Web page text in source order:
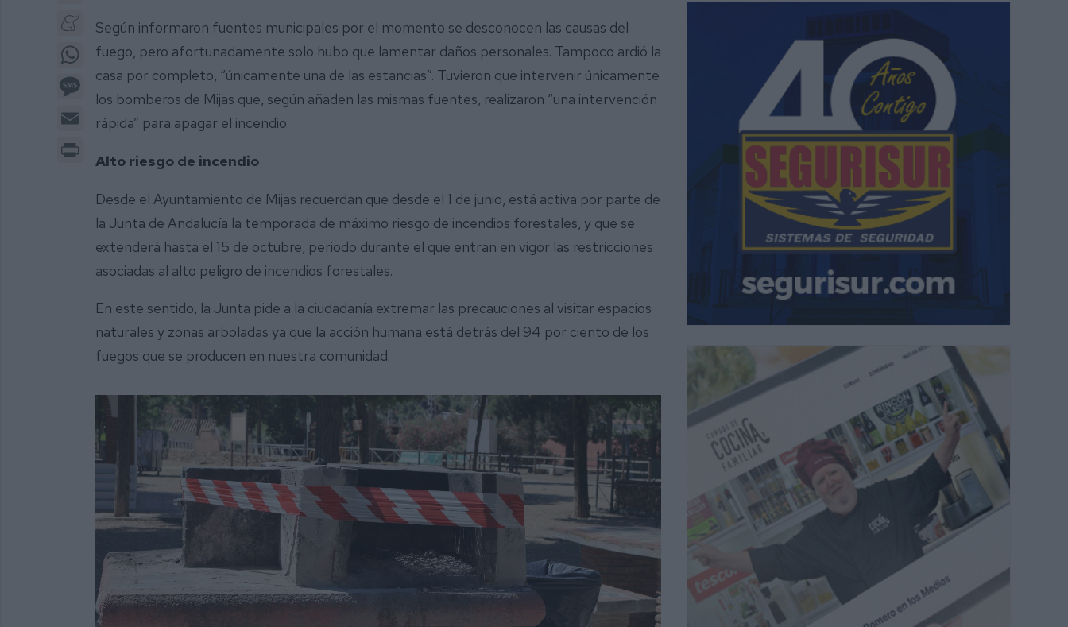
WhatsApp
Message
Según informaron fuentes municipales por el momento se desconocen las causas del
fuego, pero afortunadamente solo hubo que lamentar daños personales. Tampoco ardió la
casa por completo, “únicamente una de las estancias”. Tuvieron que intervenir únicamente
los bomberos de Mijas que, según añaden las mismas fuentes, realizaron “una intervención
rápida” para apagar el incendio.
Alto riesgo de incendio
Desde el Ayuntamiento de Mijas recuerdan que desde el 1 de junio, está activa por parte de
la Junta de Andalucía la temporada de máximo riesgo de incendios forestales, y que se
extenderá hasta el 15 de octubre, periodo durante el que entran en vigor las restricciones
asociadas al alto peligro de incendios forestales.
En este sentido, la Junta pide a la ciudadanía extremar las precauciones al visitar espacios
naturales y zonas arboladas ya que la acción humana está detrás del 94 por ciento de los
fuegos que se producen en nuestra comunidad.